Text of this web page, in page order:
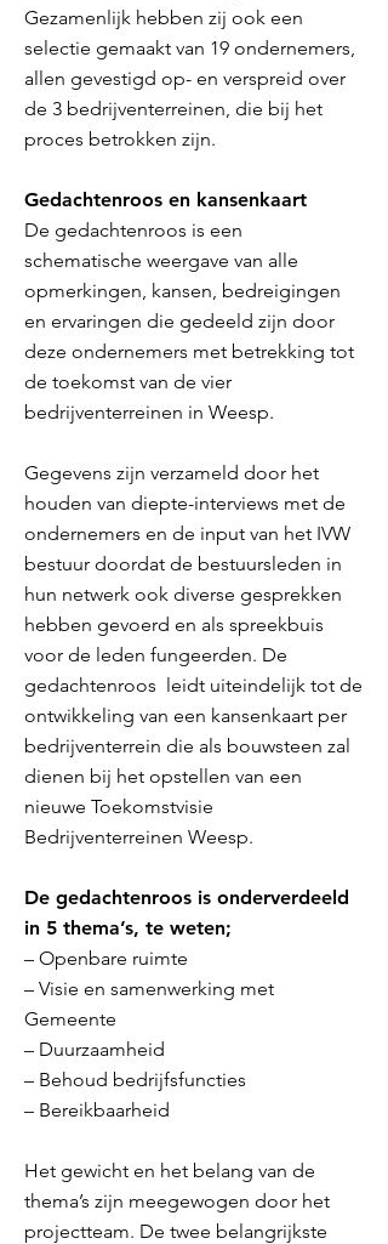
Gezamenlijk hebben zij ook een
selectie gemaakt van 19 ondernemers,
allen gevestigd op- en verspreid over
de 3 bedrijventerreinen, die bij het
proces betrokken zijn.
Gedachtenroos en kansenkaart
De gedachtenroos is een
schematische weergave van alle
opmerkingen, kansen, bedreigingen
en ervaringen die gedeeld zijn door
deze ondernemers met betrekking tot
de toekomst van de vier
bedrijventerreinen in Weesp.
Gegevens zijn verzameld door het
houden van diepte-interviews met de
ondernemers en de input van het IVW
bestuur doordat de bestuursleden in
hun netwerk ook diverse gesprekken
hebben gevoerd en als spreekbuis
voor de leden fungeerden. De
gedachtenroos leidt uiteindelijk tot de
ontwikkeling van een kansenkaart per
bedrijventerrein die als bouwsteen zal
dienen bij het opstellen van een
nieuwe Toekomstvisie
Bedrijventerreinen Weesp.
De gedachtenroos is onderverdeeld
in 5 thema’s, te weten;
– Openbare ruimte
– Visie en samenwerking met
Gemeente
– Duurzaamheid
– Behoud bedrijfsfuncties
– Bereikbaarheid
Het gewicht en het belang van de
thema’s zijn meegewogen door het
projectteam. De twee belangrijkste